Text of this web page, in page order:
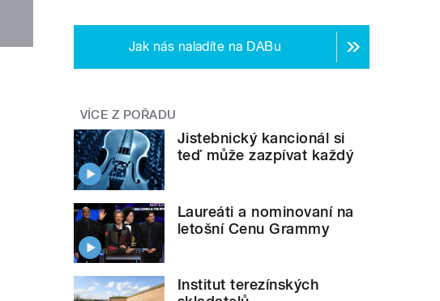
Jak nás naladíte na DABu
VÍCE Z POŘADU
Jistebnický kancionál si
teď může zazpívat každý
Laureáti a nominovaní na
letošní Cenu Grammy
Institut terezínských